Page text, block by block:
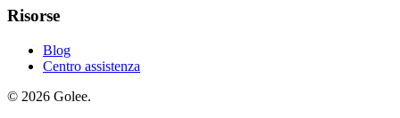
Risorse
Blog
Centro assistenza
© 2026 Golee.